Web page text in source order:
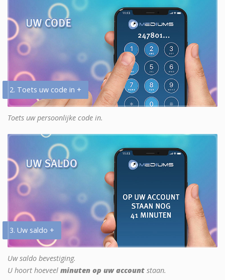
2. Toets uw code in +
Toets uw persoonlijke code in.
3. Uw saldo +
Uw saldo bevestiging.
U hoort hoeveel minuten op uw account staan.